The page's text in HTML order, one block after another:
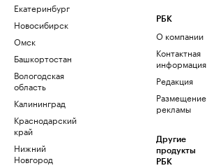
Екатеринбург
Новосибирск
Омск
Башкортостан
Вологодская
область
Калининград
Краснодарский
край
Нижний
Новгород
РБК
О компании
Контактная
информация
Редакция
Размещение
рекламы
Другие
продукты
РБК